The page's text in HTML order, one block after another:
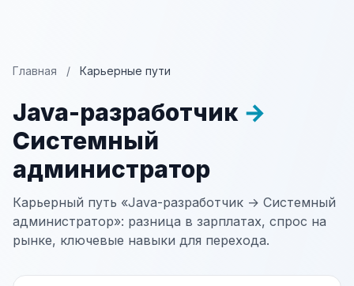
Главная / Карьерные пути
Java-разработчик →
Системный
администратор
Карьерный путь «Java-разработчик → Системный
администратор»: разница в зарплатах, спрос на
рынке, ключевые навыки для перехода.